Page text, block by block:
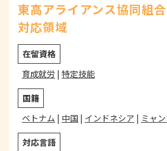
東高アライアンス協同組
対応領域
在留資格
育成就労 | 特定技能
国籍
ベトナム | 中国 | インドネシア | ミャ
対応言語